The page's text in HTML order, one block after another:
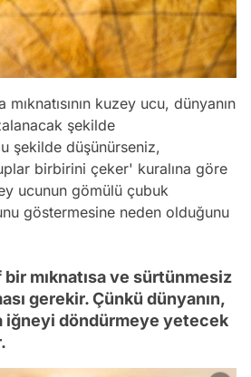
kuzey ucu, dünyanın
şekilde
şekilde düşünürseniz,
birbirini çeker' kuralına göre
ucunun gömülü çubuk
göstermesine neden olduğunu
mıknatısa ve sürtünmesiz
gerekir. Çünkü dünyanın,
iğneyi döndürmeye yetecek